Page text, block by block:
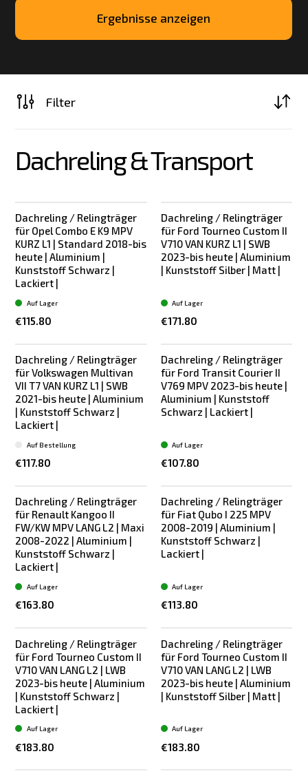
Ergebnisse anzeigen
Filter
Dachreling & Transport
Dachreling / Relingträger
für Opel Combo E K9 MPV
KURZ L1 | Standard 2018-bis
heute | Aluminium |
Kunststoff Schwarz |
Lackiert |
€115.80
Auf Lager
Dachreling / Relingträger
für Ford Tourneo Custom II
V710 VAN KURZ L1 | SWB
2023-bis heute | Aluminium
| Kunststoff Silber | Matt |
€171.80
Auf Lager
Dachreling / Relingträger
für Volkswagen Multivan
VII T7 VAN KURZ L1 | SWB
2021-bis heute | Aluminium
| Kunststoff Schwarz |
Lackiert |
€117.80
Auf Bestellung
Dachreling / Relingträger
für Ford Transit Courier II
V769 MPV 2023-bis heute |
Aluminium | Kunststoff
Schwarz | Lackiert |
€107.80
Auf Lager
Dachreling / Relingträger
für Renault Kangoo II
FW/KW MPV LANG L2 | Maxi
2008-2022 | Aluminium |
Kunststoff Schwarz |
Lackiert |
€163.80
Auf Lager
Dachreling / Relingträger
für Fiat Qubo I 225 MPV
2008-2019 | Aluminium |
Kunststoff Schwarz |
Lackiert |
€113.80
Auf Lager
Dachreling / Relingträger
für Ford Tourneo Custom II
V710 VAN LANG L2 | LWB
2023-bis heute | Aluminium
| Kunststoff Schwarz |
Lackiert |
€183.80
Auf Lager
Dachreling / Relingträger
für Ford Tourneo Custom II
V710 VAN LANG L2 | LWB
2023-bis heute | Aluminium
| Kunststoff Silber | Matt |
€183.80
Auf Lager